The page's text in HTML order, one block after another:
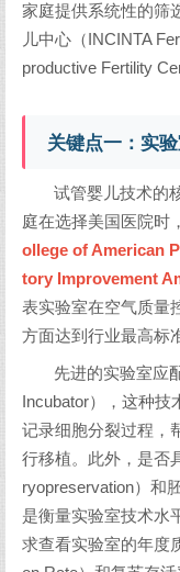
家庭提供系统性的筛
儿中心（INCINTA
productive Fertility
关键点一：实
试管婴儿技术的
庭在选择美国医院时
ollege of American
tory Improvement
表实验室在空气质量
方面达到行业最高标
先进的实验室应
Incubator），这种
记录细胞分裂过程，
行移植。此外，是否
ryopreservation）和
是衡量实验室技术水
求查看实验室的年度